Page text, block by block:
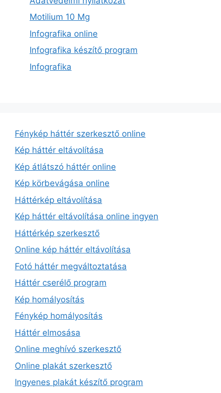
Motilium 10 Mg
Infografika online
Infografika készítő program
Infografika
Fénykép háttér szerkesztő online
Kép háttér eltávolítása
Kép átlátszó háttér online
Kép körbevágása online
Háttérkép eltávolítása
Kép háttér eltávolítása online ingyen
Háttérkép szerkesztő
Online kép háttér eltávolítása
Fotó háttér megváltoztatása
Háttér cserélő program
Kép homályosítás
Fénykép homályosítás
Háttér elmosása
Online meghívó szerkesztő
Online plakát szerkesztő
Ingyenes plakát készítő program